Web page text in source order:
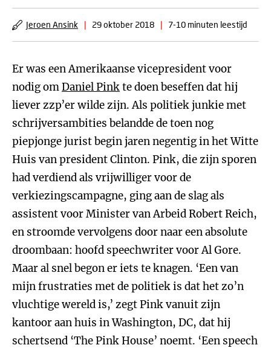
Jeroen Ansink | 29 oktober 2018 | 7-10 minuten leestijd
Er was een Amerikaanse vicepresident voor
nodig omDaniel Pinkte doen beseffen dat hij
liever zzp’er wilde zijn. Als politiek junkie met
schrijversambities belandde de toen nog
piepjonge jurist begin jaren negentig in het Witte
Huis van president Clinton. Pink, die zijn sporen
had verdiend als vrijwilliger voor de
verkiezingscampagne, ging aan de slag als
assistent voor Minister van Arbeid Robert Reich,
en stroomde vervolgens door naar een absolute
droombaan: hoofd speechwriter voor Al Gore.
Maar al snel begon er iets te knagen. ‘Een van
mijn frustraties met de politiek is dat het zo’n
vluchtige wereld is,’ zegt Pink vanuit zijn
kantoor aan huis in Washington, DC, dat hij
schertsend ‘The Pink House’ noemt. ‘Een speech